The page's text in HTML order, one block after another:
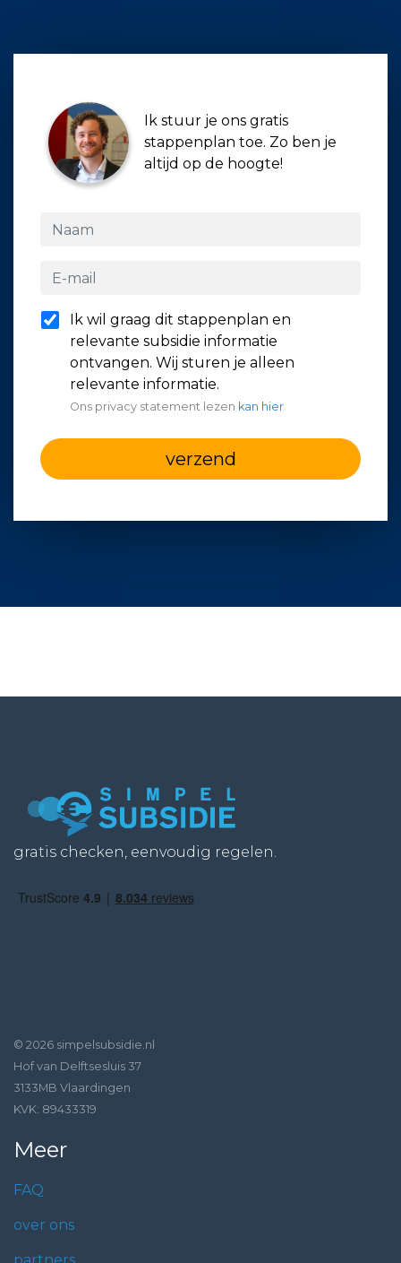
Ik stuur je ons gratis
stappenplan toe. Zo ben je
altijd op de hoogte!
Ik wil graag dit stappenplan en
relevante subsidie informatie
ontvangen. Wij sturen je alleen
relevante informatie.
Ons privacy statement lezen kan hier
verzend
gratis checken, eenvoudig regelen.
© 2026 simpelsubsidie.nl
Hof van Delftsesluis 37
3133MB Vlaardingen
KVK: 89433319
Meer
FAQ
over ons